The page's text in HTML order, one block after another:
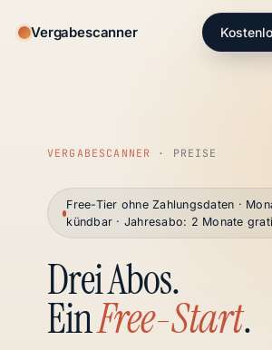
Vergabescanner
VERGABESCANNER · PREISE
Free-Tier ohne Zahlungsdaten ·
kündbar · Jahresabo: 2 Monate
Drei Abos.
EinFree-Start.